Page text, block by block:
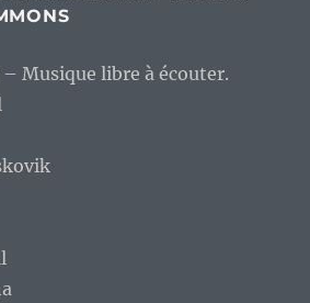
Musique libre à écouter.